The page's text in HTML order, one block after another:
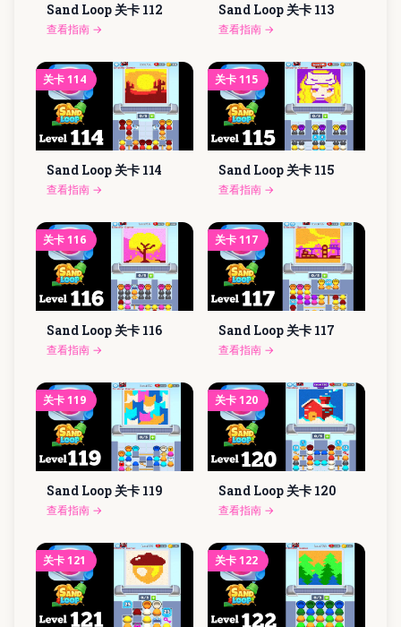
Sand Loop 关卡 112
查看指南 →
Sand Loop 关卡 113
查看指南 →
关卡114
Sand Loop 关卡 114
查看指南 →
关卡115
Sand Loop 关卡 115
查看指南 →
关卡116
Sand Loop 关卡 116
查看指南 →
关卡117
Sand Loop 关卡 117
查看指南 →
关卡119
Sand Loop 关卡 119
查看指南 →
关卡120
Sand Loop 关卡 120
查看指南 →
关卡121 关卡122